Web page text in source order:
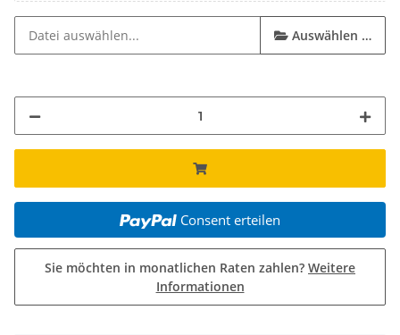
Auswählen …
Consent erteilen
Sie möchten in monatlichen Raten zahlen? Weitere
Informationen